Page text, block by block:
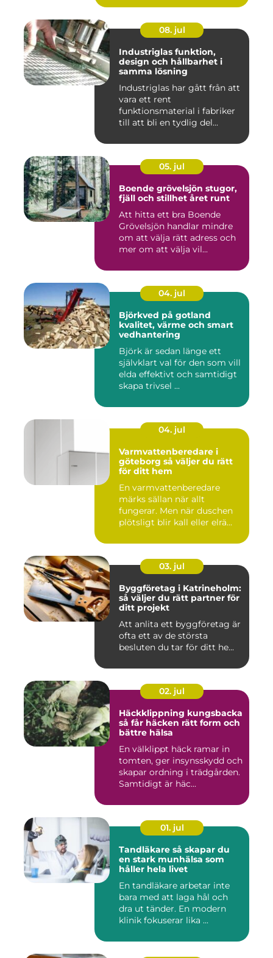
08. jul
Industriglas funktion,
design och hållbarhet i
samma lösning
Industriglas har gått från att
vara ett rent
funktionsmaterial i fabriker
till att bli en tydlig del...
05. jul
Boende grövelsjön stugor,
fjäll och stillhet året runt
Att hitta ett bra Boende
Grövelsjön handlar mindre
om att välja rätt adress och
mer om att välja vil...
04. jul
Björkved på gotland
kvalitet, värme och smart
vedhantering
Björk är sedan länge ett
självklart val för den som vill
elda effektivt och samtidigt
skapa trivsel ...
04. jul
Varmvattenberedare i
göteborg så väljer du rätt
för ditt hem
En varmvattenberedare
märks sällan när allt
fungerar. Men när duschen
plötsligt blir kall eller elrä...
03. jul
Byggföretag i Katrineholm:
så väljer du rätt partner för
ditt projekt
Att anlita ett byggföretag är
ofta ett av de största
besluten du tar för ditt he...
02. jul
Häckklippning kungsbacka
så får häcken rätt form och
bättre hälsa
En välklippt häck ramar in
tomten, ger insynsskydd och
skapar ordning i trädgården.
Samtidigt är häc...
01. jul
Tandläkare så skapar du
en stark munhälsa som
håller hela livet
En tandläkare arbetar inte
bara med att laga hål och
dra ut tänder. En modern
klinik fokuserar lika ...